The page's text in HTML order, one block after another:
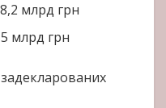
млрд грн
млрд грн